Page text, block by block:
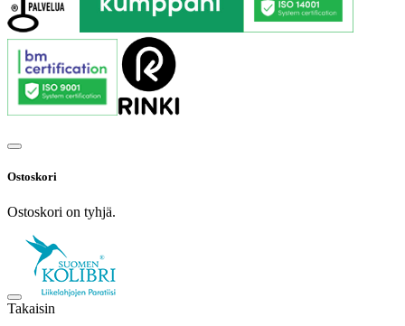
Ostoskori
Ostoskori on tyhjä.
Takaisin